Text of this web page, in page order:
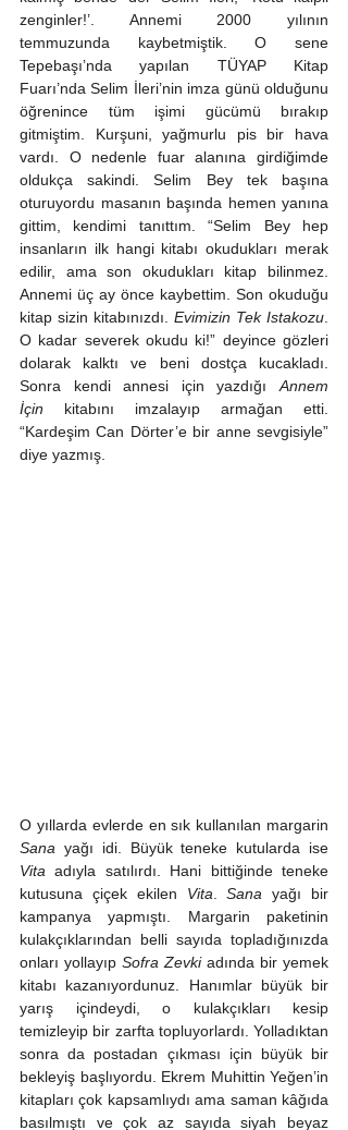
zenginler!’. Annemi 2000 yılının
temmuzunda kaybetmiştik. O sene
Tepebaşı’nda yapılan TÜYAP Kitap
Fuarı’nda Selim İleri’nin imza günü olduğunu
öğrenince tüm işimi gücümü bırakıp
gitmiştim. Kurşuni, yağmurlu pis bir hava
vardı. O nedenle fuar alanına girdiğimde
oldukça sakindi. Selim Bey tek başına
oturuyordu masanın başında hemen yanına
gittim, kendimi tanıttım. “Selim Bey hep
insanların ilk hangi kitabı okudukları merak
edilir, ama son okudukları kitap bilinmez.
Annemi üç ay önce kaybettim. Son okuduğu
kitap sizin kitabınızdı. Evimizin Tek Istakozu.
O kadar severek okudu ki!” deyince gözleri
dolarak kalktı ve beni dostça kucakladı.
Sonra kendi annesi için yazdığı Annem
İçin kitabını imzalayıp armağan etti.
“Kardeşim Can Dörter’e bir anne sevgisiyle”
diye yazmış.
Sana
Vita adıyla satılırdı. Hani bittiğinde teneke
kutusuna çiçek ekilen Vita . Sana yağı bir
kampanya yapmıştı. Margarin paketinin
kulakçıklarından belli sayıda topladığınızda
onları yollayıp Sofra Zevki adında bir yemek
kitabı kazanıyordunuz. Hanımlar büyük bir
yarış içindeydi, o kulakçıkları kesip
temizleyip bir zarfta topluyorlardı. Yolladıktan
sonra da postadan çıkması için büyük bir
bekleyiş başlıyordu. Ekrem Muhittin Yeğen’in
kitapları çok kapsamlıydı ama saman kâğıda
basılmıştı ve çok az sayıda siyah beyaz